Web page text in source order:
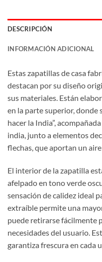
DESCRIPCIÓN
INFORMACIÓN ADICIONAL
Estas zapatillas de casa
destacan por su diseño
sus materiales. Están
en la parte superior, donde
hacer la India”,
india, junto a elementos
flechas, que aportan un
El interior de la zapatilla
afelpado en tono verde
sensación de calidez ideal
extraíble permite una
puede retirarse fácilmente
necesidades del usuario.
garantiza frescura en cada